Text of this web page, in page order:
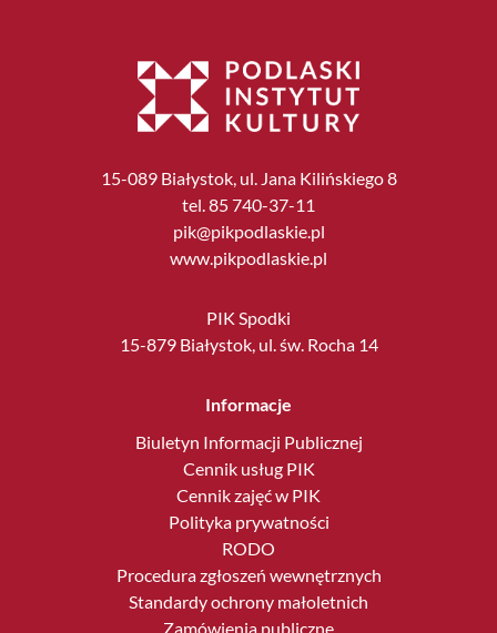
15-089 Białystok, ul. Jana Kilińskiego 8
tel. 85 740-37-11
pik@pikpodlaskie.pl
www.pikpodlaskie.pl
PIK Spodki
15-879 Białystok, ul. św. Rocha 14
Informacje
Biuletyn Informacji Publicznej
Cennik usług PIK
Cennik zajęć w PIK
Polityka prywatności
RODO
Procedura zgłoszeń wewnętrznych
Standardy ochrony małoletnich
Zamówienia publiczne